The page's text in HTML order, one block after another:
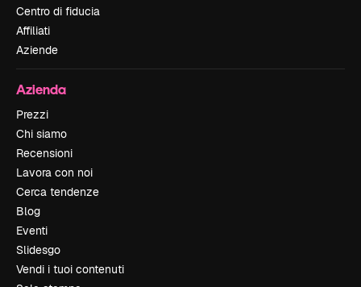
Centro di fiducia
Affiliati
Aziende
Azienda
Prezzi
Chi siamo
Recensioni
Lavora con noi
Cerca tendenze
Blog
Eventi
Slidesgo
Vendi i tuoi contenuti